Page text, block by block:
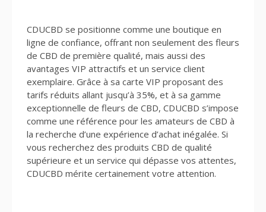
CDUCBD se positionne comme une boutique en
ligne de confiance, offrant non seulement des fleurs
de CBD de première qualité, mais aussi des
avantages VIP attractifs et un service client
exemplaire. Grâce à sa carte VIP proposant des
tarifs réduits allant jusqu’à 35%, et à sa gamme
exceptionnelle de fleurs de CBD, CDUCBD s’impose
comme une référence pour les amateurs de CBD à
la recherche d’une expérience d’achat inégalée. Si
vous recherchez des produits CBD de qualité
supérieure et un service qui dépasse vos attentes,
CDUCBD mérite certainement votre attention.